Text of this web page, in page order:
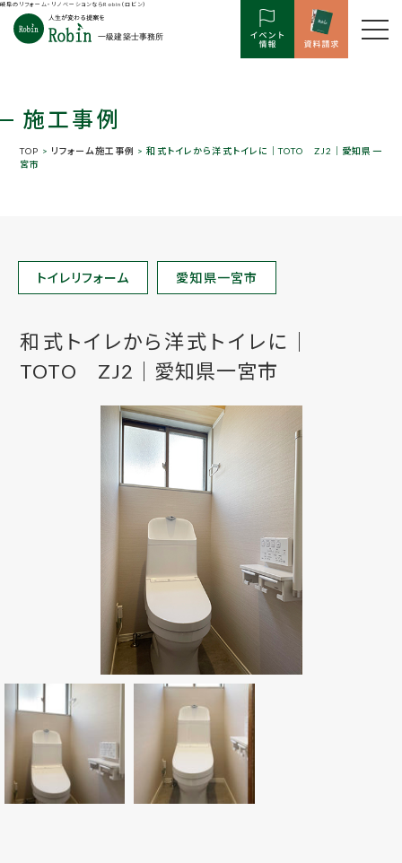
岐阜のリフォーム・リノベーションならRobin（ロビン）
施工事例
TOP > リフォーム施工事例 > 和式トイレから洋式トイレに｜TOTO ZJ2｜愛知県一
宮市
トイレリフォーム 愛知県一宮市
和式トイレから洋式トイレに｜
TOTO ZJ2｜愛知県一宮市